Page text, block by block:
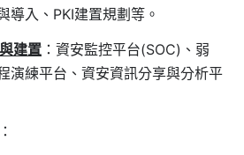
導入、PKI建置規劃等。
建置 ：資安監控平台(SOC)、弱
演練平台、資安資訊分享與分析平
：